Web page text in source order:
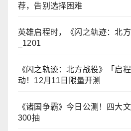
荐，告别选择困难
英雄启程时，《闪之轨迹：北
_1201
《闪之轨迹：北方战役》「启
动！12月11日限量开测
《诸国争霸》今日公测！四大
300抽